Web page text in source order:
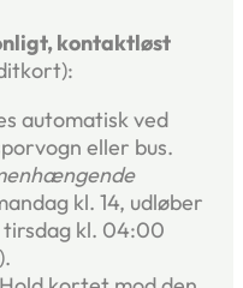
kontaktløst
automatisk ved
eller bus.
kl. 14, udløber
tirsdag kl. 04:00